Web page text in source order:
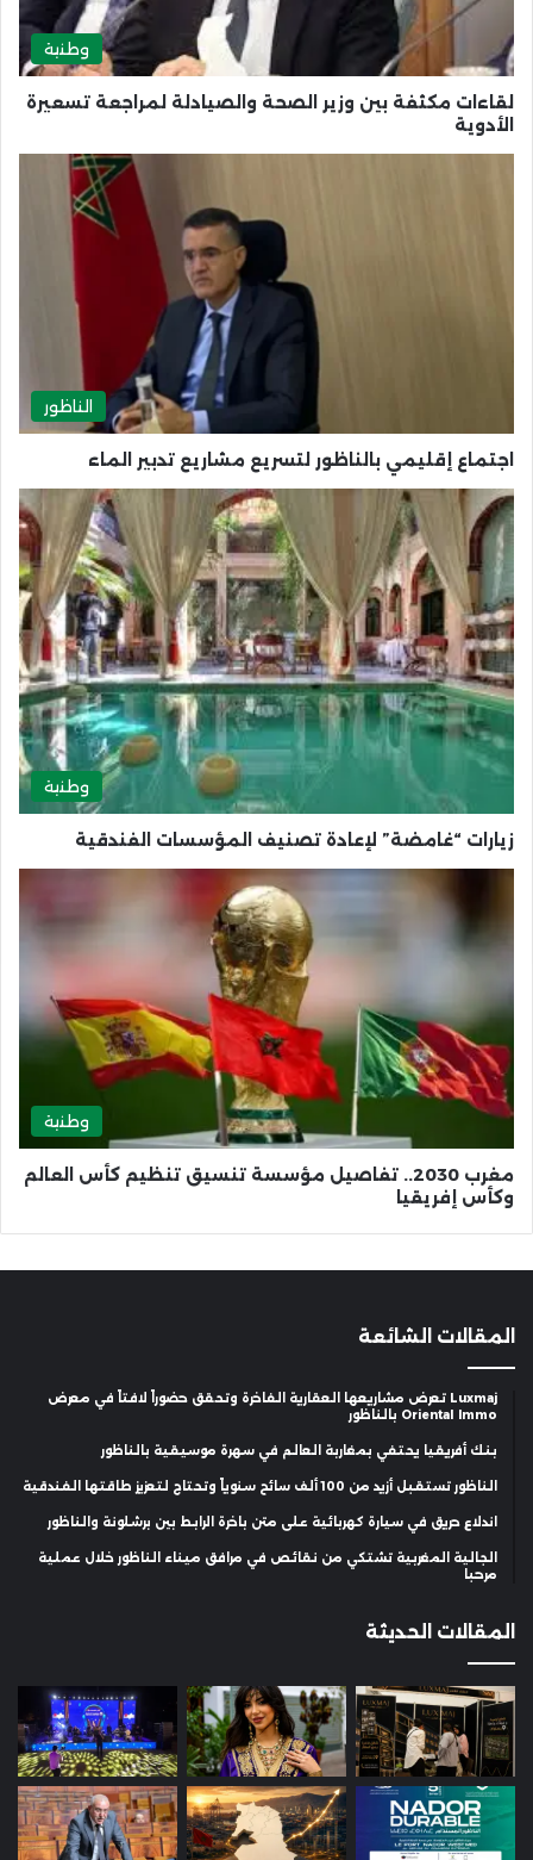
وطنية
لقاءات مكثفة بين وزير الصحة والصيادلة لمراجعة تسعيرة
الأدوية
الناظور
اجتماع إقليمي بالناظور لتسريع مشاريع تدبير الماء
وطنية
زيارات “غامضة” لإعادة تصنيف المؤسسات الفندقية
وطنية
مغرب 2030.. تفاصيل مؤسسة تنسيق تنظيم كأس العالم
وكأس إفريقيا
المقالات الشائعة
Luxmaj تعرض مشاريعها العقارية الفاخرة وتحقق حضوراً لافتاً في معرض
Oriental Immo بالناظور
بنك أفريقيا يحتفي بمغاربة العالم في سهرة موسيقية بالناظور
الناظور تستقبل أزيد من 100 ألف سائح سنوياً وتحتاج لتعزيز طاقتها الفندقية
اندلاع حريق في سيارة كهربائية على متن باخرة الرابط بين برشلونة والناظور
الجالية المغربية تشتكي من نقائص في مرافق ميناء الناظور خلال عملية
مرحبا
المقالات الحديثة